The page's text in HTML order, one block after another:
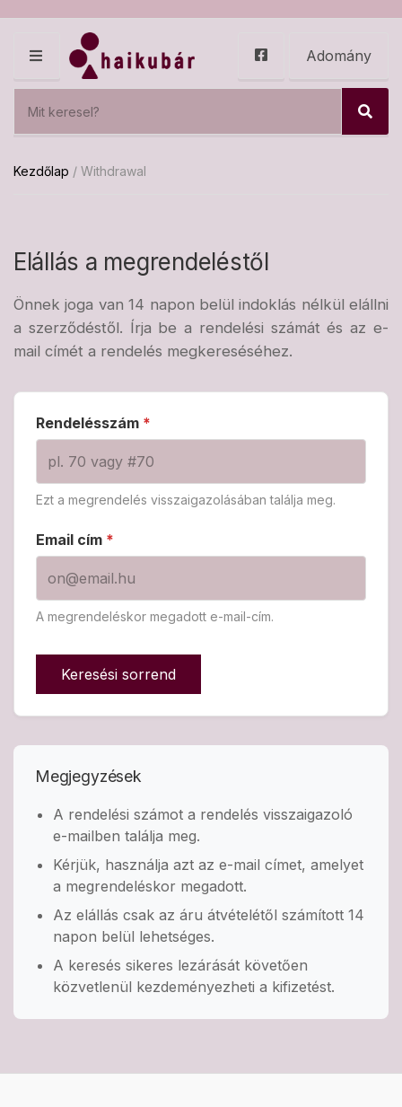
M
U
a
e
n
m
a
c
d
u
c
t
s
:
S
e
Adomány
Kezdőlap / Withdrawal
Elállás a megrendeléstől
Önnek joga van 14 napon belül indoklás nélkül elállni
a szerződéstől. Írja be a rendelési számát és az e-
mail címét a rendelés megkereséséhez.
Rendelésszám *
Ezt a megrendelés visszaigazolásában találja meg.
Email cím *
A megrendeléskor megadott e-mail-cím.
Keresési sorrend
Megjegyzések
A rendelési számot a rendelés visszaigazoló
e-mailben találja meg.
Kérjük, használja azt az e-mail címet, amelyet
a megrendeléskor megadott.
Az elállás csak az áru átvételétől számított 14
napon belül lehetséges.
A keresés sikeres lezárását követően
közvetlenül kezdeményezheti a kifizetést.